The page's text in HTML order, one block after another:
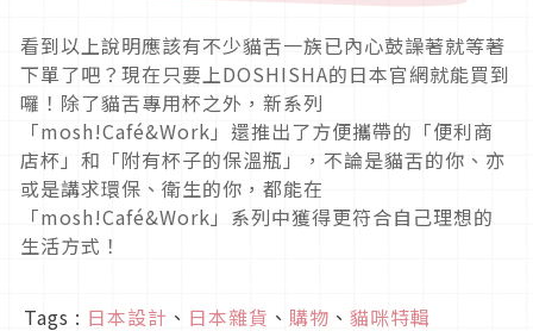
看到以上說明應該有不少貓舌一族已內心鼓譟著就等著
下單了吧？現在只要上DOSHISHA的日本官網就能買到
囉！除了貓舌專用杯之外，新系列
「mosh!Café&Work」還推出了方便攜帶的「便利商
店杯」和「附有杯子的保溫瓶」，不論是貓舌的你、亦
或是講求環保、衛生的你，都能在
「mosh!Café&Work」系列中獲得更符合自己理想的
生活方式！
Tags : 日本設計 、 日本雜貨 、 購物 、 貓咪特輯